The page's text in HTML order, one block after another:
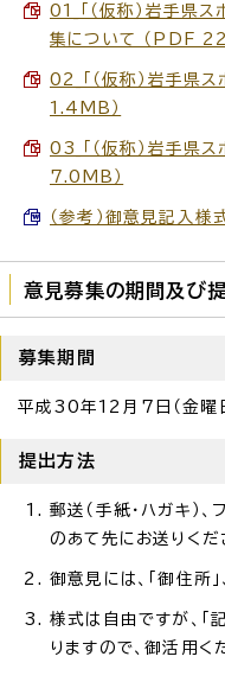
01_「（仮称）岩手県
集について （PDF
02_「（仮称）岩手県
1.4MB）
03_「（仮称）岩手県
7.0MB）
（参考）御意見記入
意見募集の期間及び
募集期間
平成30年12月7日（金曜
提出方法
郵送（手紙・ハガキ）
のあて先にお送りくだ
御意見には、「御住所
様式は自由ですが、「
りますので、御活用く